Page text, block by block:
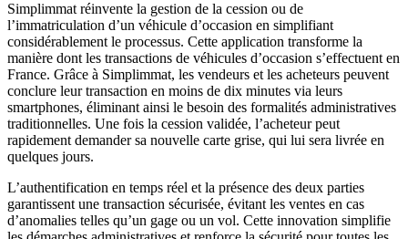
Simplimmat réinvente la gestion de la cession ou de
l’immatriculation d’un véhicule d’occasion en simplifiant
considérablement le processus. Cette application transforme la
manière dont les transactions de véhicules d’occasion s’effectuent en
France. Grâce à Simplimmat, les vendeurs et les acheteurs peuvent
conclure leur transaction en moins de dix minutes via leurs
smartphones, éliminant ainsi le besoin des formalités administratives
traditionnelles. Une fois la cession validée, l’acheteur peut
rapidement demander sa nouvelle carte grise, qui lui sera livrée en
quelques jours.
L’authentification en temps réel et la présence des deux parties
garantissent une transaction sécurisée, évitant les ventes en cas
d’anomalies telles qu’un gage ou un vol. Cette innovation simplifie